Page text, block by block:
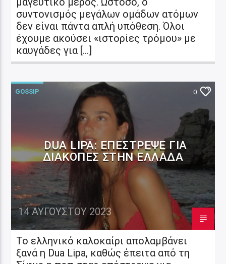
συντονισμός μεγάλων ομάδων ατόμων
δεν είναι πάντα απλή υπόθεση. Όλοι
έχουμε ακούσει «ιστορίες τρόμου» με
καυγάδες για […]
GOSSIP 0
DUA LIPA: ΕΠΈΣΤΡΕΨΕ ΓΙΑ
ΔΙΑΚΟΠΈΣ ΣΤΗΝ ΕΛΛΆΔΑ
14 ΑΥΓΟΎΣΤΟΥ 2023
Το ελληνικό καλοκαίρι απολαμβάνει
ξανά η Dua Lipa, καθώς έπειτα από τη